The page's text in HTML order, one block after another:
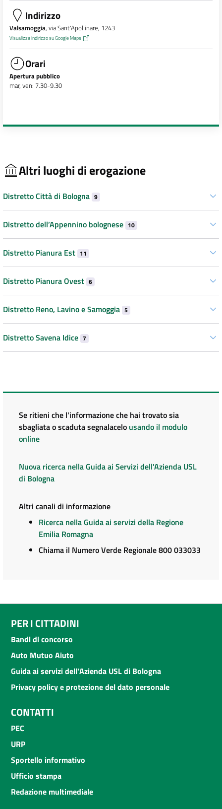
Indirizzo
Valsamoggia, via Sant'Apollinare, 1243
Visualizza indirizzo su Google Maps
Orari
Apertura pubblico
mar, ven: 7.30-9.30
Altri luoghi di erogazione
Distretto Città di Bologna 9
Distretto dell’Appennino bolognese 10
Distretto Pianura Est 11
Distretto Pianura Ovest 6
Distretto Reno, Lavino e Samoggia 5
Distretto Savena Idice 7
Se ritieni che l'informazione che hai trovato sia
sbagliata o scaduta segnalacelo usando il modulo
online
Nuova ricerca nella Guida ai Servizi dell'Azienda USL
di Bologna
Altri canali di informazione
Ricerca nella Guida ai servizi della Regione
Emilia Romagna
Chiama il Numero Verde Regionale 800 033033
PER I CITTADINI
Bandi di concorso
Auto Mutuo Aiuto
Guida ai servizi dell'Azienda USL di Bologna
Privacy policy e protezione del dato personale
CONTATTI
PEC
URP
Sportello informativo
Ufficio stampa
Redazione multimediale